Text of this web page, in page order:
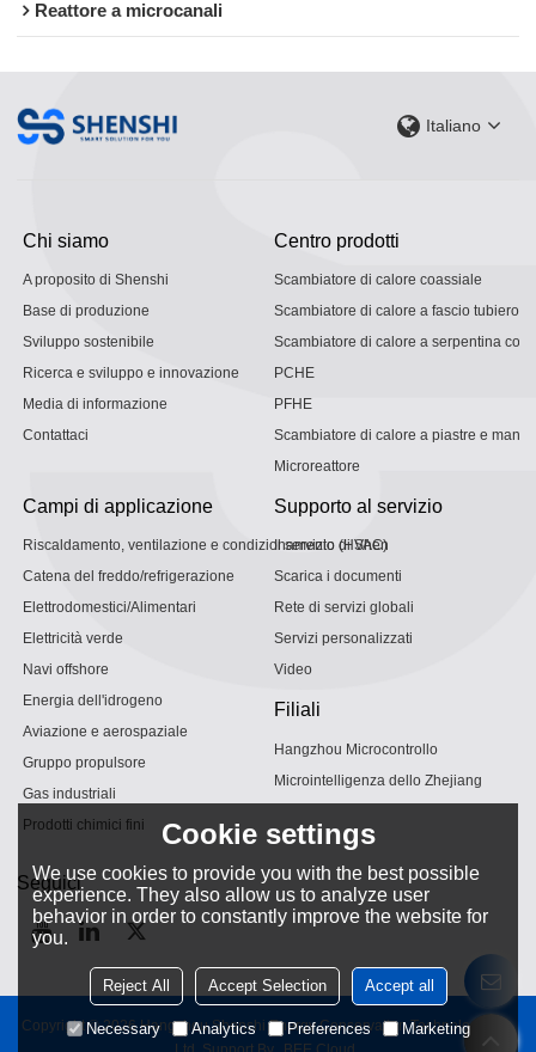
Reattore a microcanali
Italiano
Chi siamo
A proposito di Shenshi
Base di produzione
Sviluppo sostenibile
Ricerca e sviluppo e innovazione
Media di informazione
Contattaci
Centro prodotti
Scambiatore di calore coassiale
Scambiatore di calore a fascio tubiero
Scambiatore di calore a serpentina con
PCHE
PFHE
Scambiatore di calore a piastre e
Microreattore
Campi di applicazione
Riscaldamento, ventilazione e condizionamento (HVAC)
Catena del freddo/refrigerazione
Elettrodomestici/Alimentari
Elettricità verde
Navi offshore
Energia dell'idrogeno
Aviazione e aerospaziale
Gruppo propulsore
Gas industriali
Prodotti chimici fini
Supporto al servizio
Il servizio di Shen
Scarica i documenti
Rete di servizi globali
Servizi personalizzati
Video
Filiali
Hangzhou Microcontrollo
Microintelligenza dello Zhejiang
Seguici
Copyright © 2026Hangzhou Shenshi Energy Conservation Technology Co.,
Cookie settings
We use cookies to provide you with the best possible
experience. They also allow us to analyze user
behavior in order to constantly improve the website for
you.
Reject All Accept Selection Accept all
Necessary Analytics Preferences Marketing